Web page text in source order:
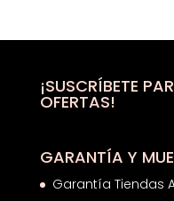
era:
es:
¡SUSCRÍBETE
OFERTAS!
GARANTÍA Y
Garantía Tiendas